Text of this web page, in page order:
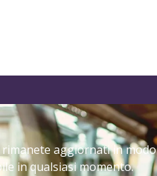
aggiornati in modo
in qualsiasi momento.